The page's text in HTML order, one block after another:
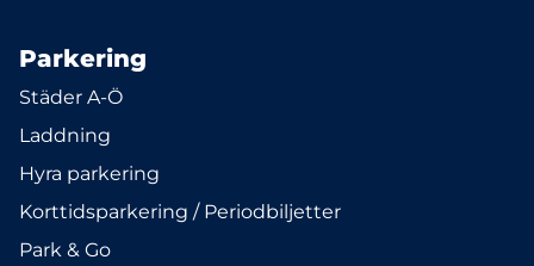
Parkering
Städer A-Ö
Laddning
Hyra parkering
Korttidsparkering / Periodbiljetter
Park & Go